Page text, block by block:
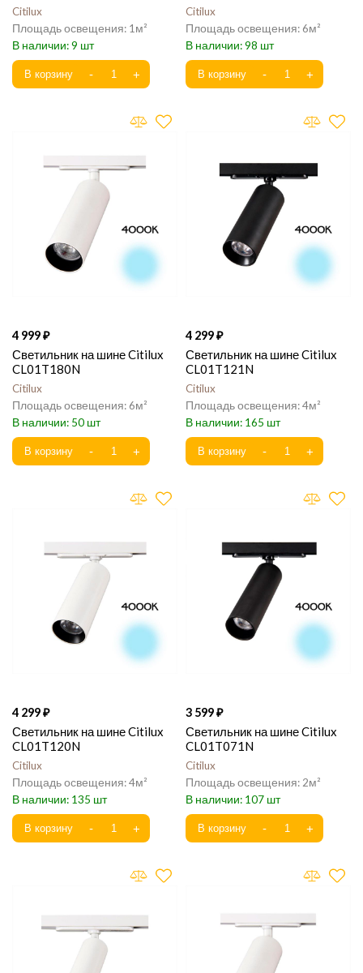
Citilux
1
9
Citilux
6
98
4 999
Светильник на шине Citilux
CL01T180N
Citilux
6
50
4 299
Светильник на шине Citilux
CL01T121N
Citilux
4
165
4 299
Светильник на шине Citilux
CL01T120N
Citilux
4
135
3 599
Светильник на шине Citilux
CL01T071N
Citilux
2
107